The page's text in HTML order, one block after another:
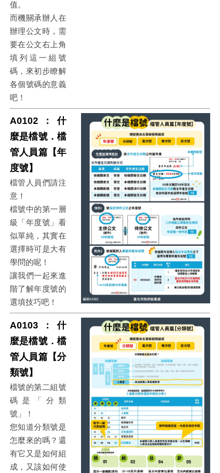
值。
而機關承辦人在
辦理公文時，需
要在公文右上角
填列這一組號
碼，來初步瞭解
各個號碼的意義
吧！
A0102：什
麼是檔號．檔
管人員篇【年
度號】
檔管人員們請注
意！
檔號中的第一層
級「年度號」看
似單純，其實在
選擇時可是大有
學問的呢！
讓我們一起來進
階了解年度號的
選填技巧吧！
A0103：什
麼是檔號．檔
管人員篇【分
類號】
檔號的第二組號
碼是「分類
號」！
您知道分類號是
怎麼來的嗎？還
有它又是如何組
成，又該如何使